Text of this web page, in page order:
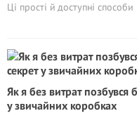
Ці прості й доступні способи
Як я без витрат позбувся
у звичайних коробках